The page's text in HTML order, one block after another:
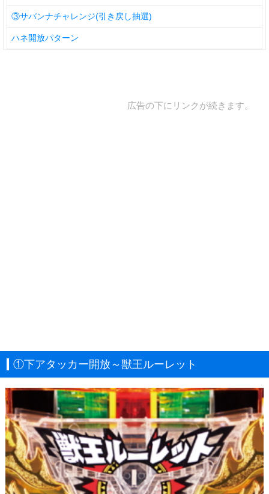
③サバンナチャレンジ(引き戻し抽選)
ハネ開放パターン
広告の下にリンクが続きます。
①下アタッカー開放～獣王ルーレット